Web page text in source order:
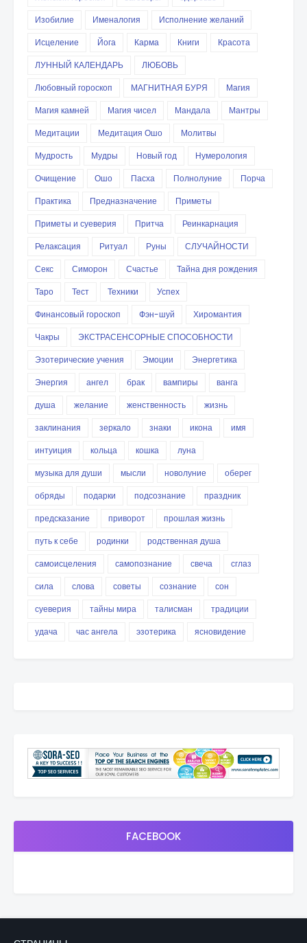
Изобилие
Именалогия
Исполнение желаний
Исцеление
Йога Карма Книги
Красота
ЛУННЫЙ КАЛЕНДАРЬ
ЛЮБОВЬ
Любовный гороскоп
МАГНИТНАЯ БУРЯ
Магия
Магия камней
Магия чисел Мандала
Мантры
Медитации
Медитация Ошо
Молитвы
Мудрость
Мудры Новый год
Нумерология
Очищение
Ошо Пасха Полнолуние
Порча
Практика
Предназначение
Приметы
Приметы и суеверия
Притча
Реинкарнация
Релаксация
Ритуал Руны
СЛУЧАЙНОСТИ
Секс
Симорон Счастье
Тайна дня рождения
Таро
Тест Техники
Успех
Финансовый гороскоп
Фэн-шуй
Хиромантия
Чакры
ЭКСТРАСЕНСОРНЫЕ СПОСОБНОСТИ
Эзотерические учения
Эмоции
Энергетика
Энергия
ангел брак вампиры
ванга
душа
желание женственность
жизнь
заклинания
зеркало знаки икона
имя
интуиция
кольца кошка
луна
музыка для души
мысли новолуние
оберег
обряды
подарки подсознание
праздник
предсказание
приворот
прошлая жизнь
путь к себе
родинки
родственная душа
самоисцеления
самопознание свеча
сглаз
сила
слова советы сознание
сон
суеверия
тайны мира талисман
традиции
удача
час ангела эзотерика ясновидение
FACEBOOK